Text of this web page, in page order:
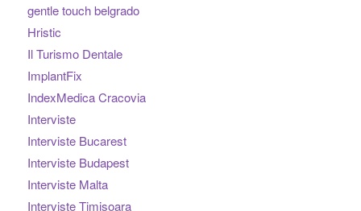
gentle touch belgrado
Hristic
Il Turismo Dentale
ImplantFix
IndexMedica Cracovia
Interviste
Interviste Bucarest
Interviste Budapest
Interviste Malta
Interviste Timisoara